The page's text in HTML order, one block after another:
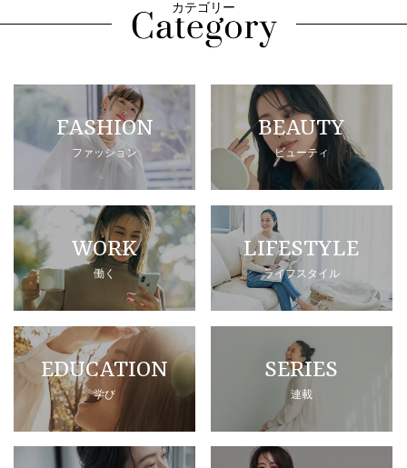
カテゴリー
FASHION
ファッション
BEAUTY
ビューティ
WORK
働く
LIFESTYLE
ライフスタイル
EDUCATION
学び
SERIES
連載